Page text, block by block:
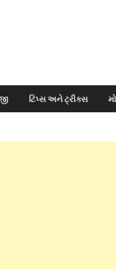
ટિપ્સ અને ટ્રીક્સ